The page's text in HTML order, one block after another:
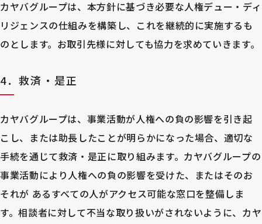
カヤバグループは、本方針に基づき必要な人権デュー・ディ
リジェンスの仕組みを構築し、これを継続的に実施するも
のとします。お取引先様に対しても協力を求めていきます。
4．救済・是正
カヤバグループは、事業活動が人権への負の影響を引き起
こし、または助長したことが明らかになった場合、適切な
手続を通じて救済・是正に取り組みます。カヤバグループの
事業活動により人権への負の影響を受けた、またはそのお
それが あるすべての人がアクセス可能な窓口を整備しま
す。相談者に対して不当な取り扱いがされないように、カヤ